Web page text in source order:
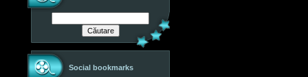
Social bookmarks